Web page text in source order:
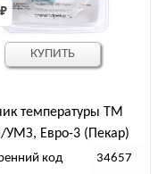
температуры ТМ
Евро-3 (Пекар)
₽
код 34657
КУПИТЬ